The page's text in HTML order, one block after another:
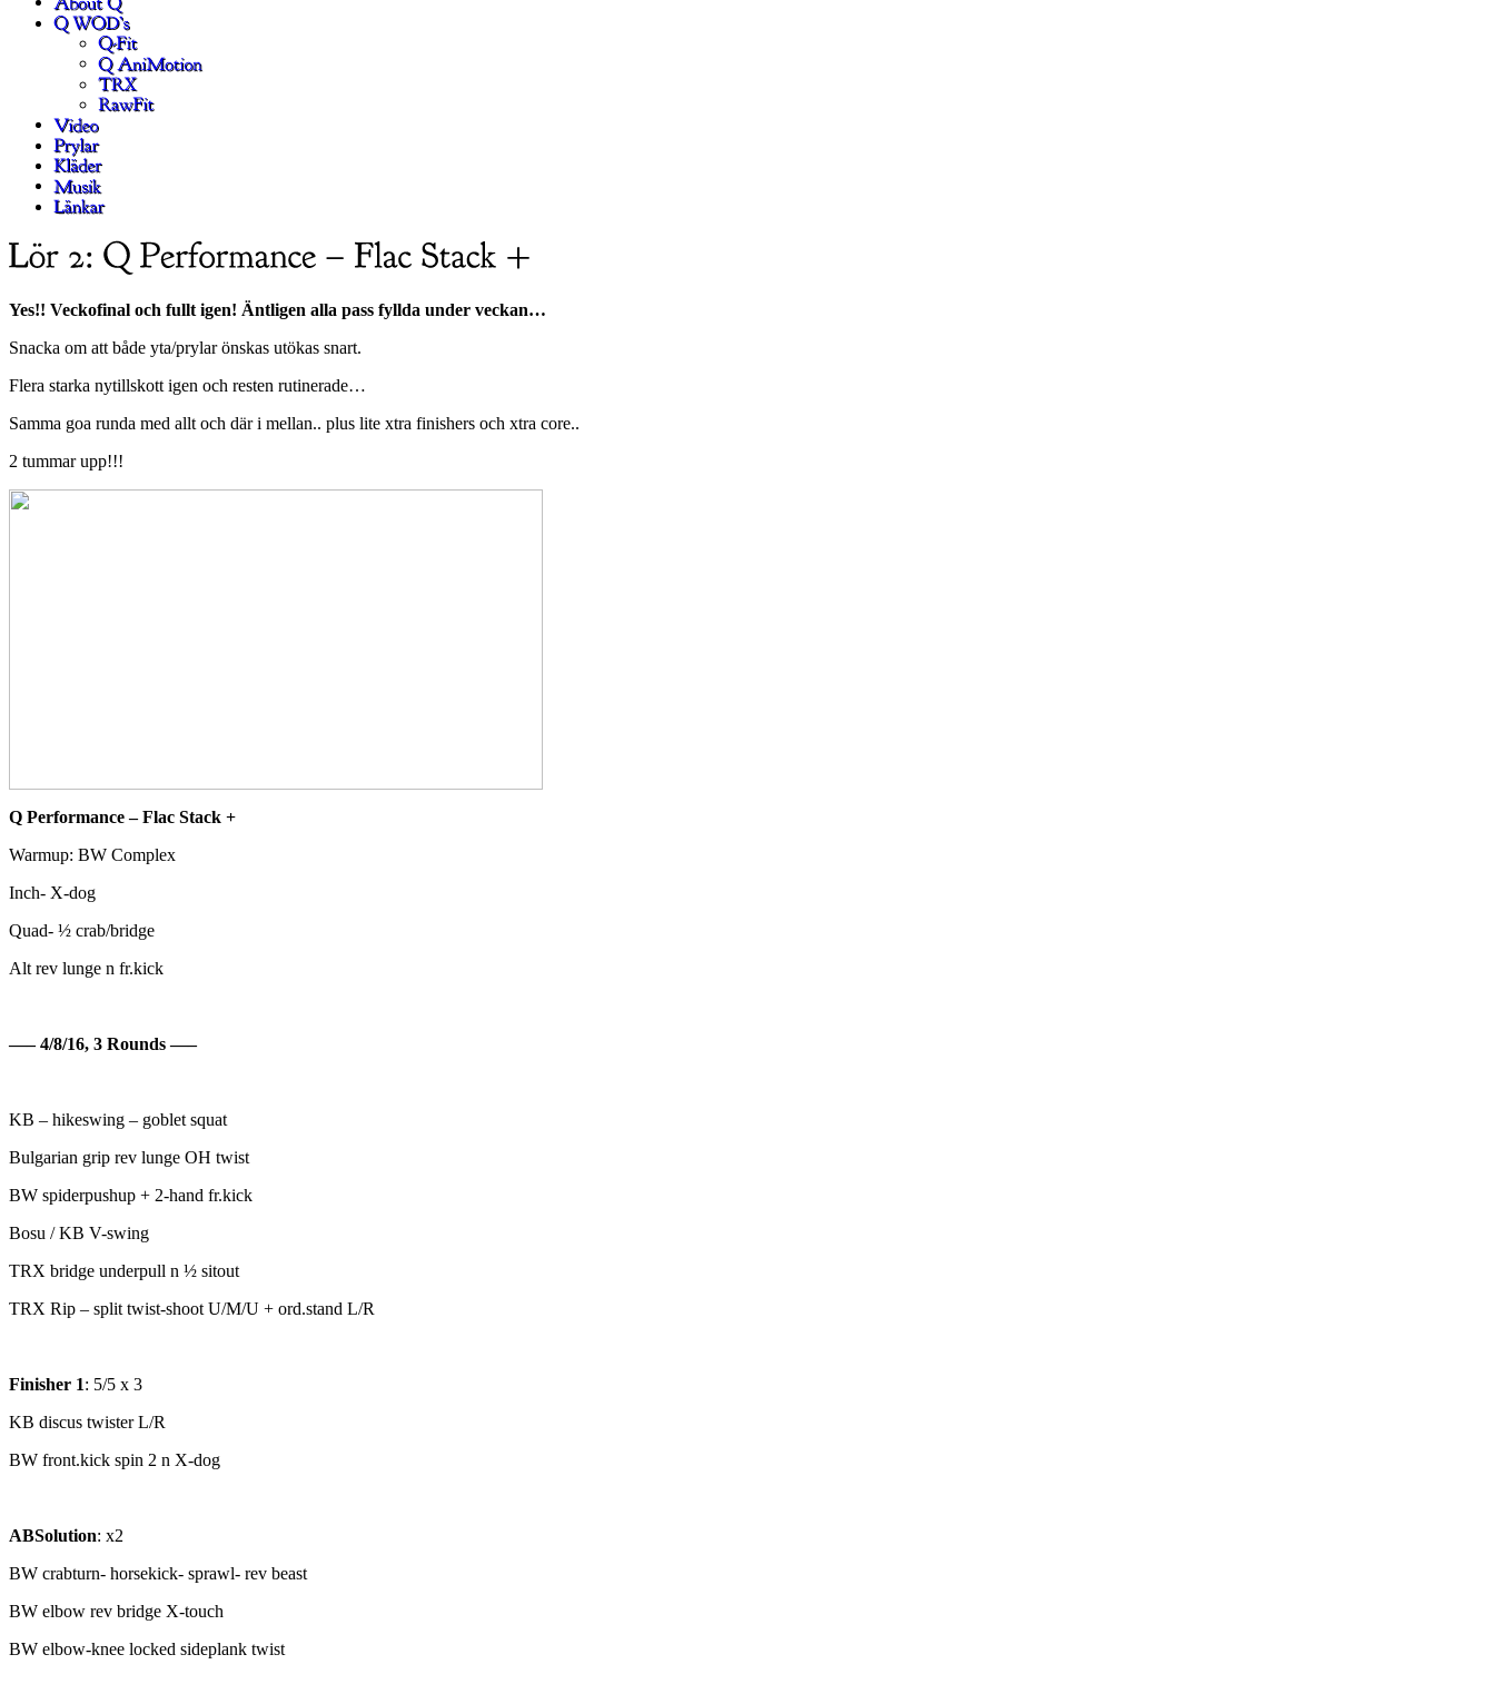
Yes!! Veckofinal och fullt igen! Äntligen alla pass fyllda under veckan…
Snacka om att både yta/prylar önskas utökas snart.
Flera starka nytillskott igen och resten rutinerade…
Samma goa runda med allt och där i mellan.. plus lite xtra finishers och xtra core..
2 tummar upp!!!
Q Performance – Flac Stack +
Warmup: BW Complex
Inch- X-dog
Quad- ½ crab/bridge
Alt rev lunge n fr.kick
—– 4/8/16, 3 Rounds —–
KB – hikeswing – goblet squat
Bulgarian grip rev lunge OH twist
BW spiderpushup + 2-hand fr.kick
Bosu / KB V-swing
TRX bridge underpull n ½ sitout
TRX Rip – split twist-shoot U/M/U + ord.stand L/R
Finisher 1: 5/5 x 3
KB discus twister L/R
BW front.kick spin 2 n X-dog
ABSolution: x2
BW crabturn- horsekick- sprawl- rev beast
BW elbow rev bridge X-touch
BW elbow-knee locked sideplank twist